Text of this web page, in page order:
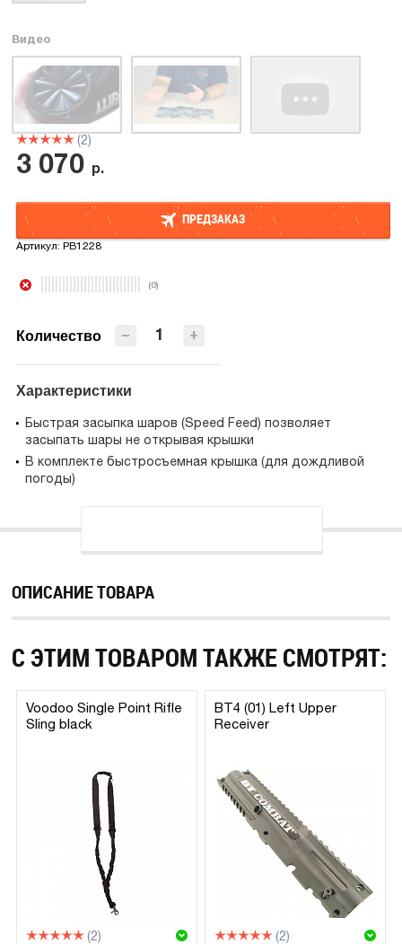
Видео
(2)
3 070 р.
ПРЕДЗАКАЗ
Артикул:PB1228
(0)
Количество +
−
Характеристики
Быстрая засыпка шаров (Speed Feed) позволяет
засыпать шары не открывая крышки
В комплекте быстросъемная крышка (для дождливой
погоды)
ОПИСАНИЕ ТОВАРА
С ЭТИМ ТОВАРОМ ТАКЖЕ СМОТРЯТ:
Voodoo Single Point Rifle
Sling black
(2)
BT4 (01) Left Upper
Receiver
(2)